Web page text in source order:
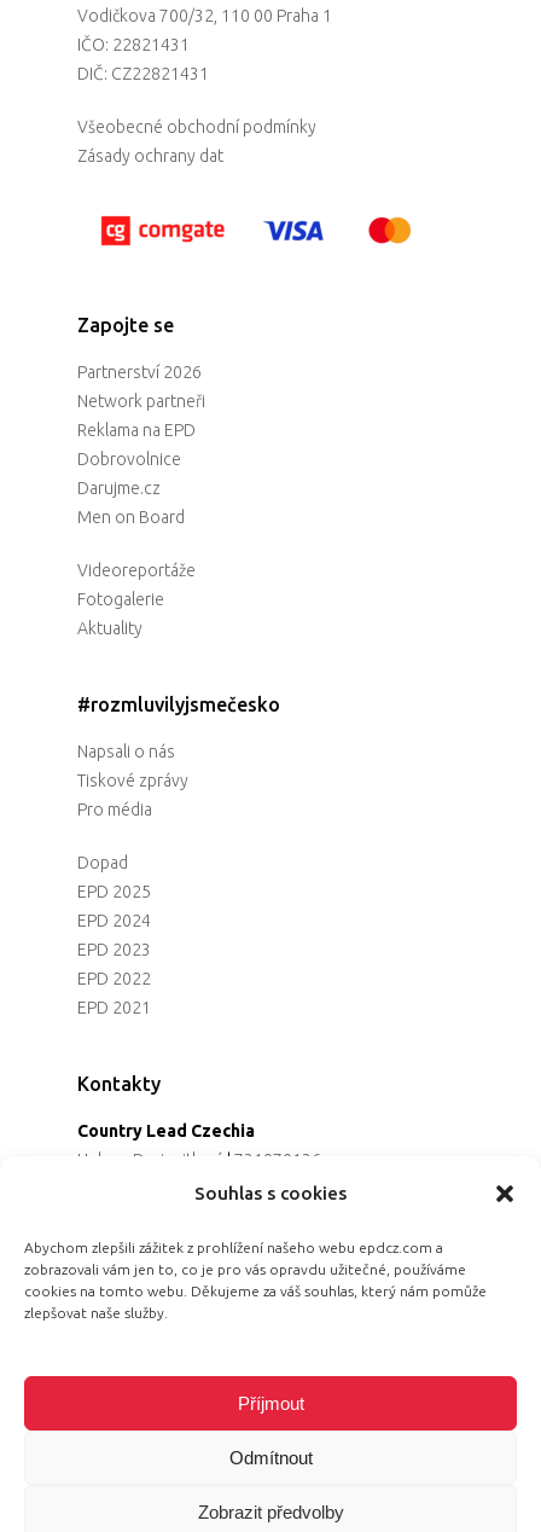
Souhlas s cookies
Abychom zlepšili zážitek z prohlížení našeho webu epdcz.com a
zobrazovali vám jen to, co je pro vás opravdu užitečné, používáme
cookies na tomto webu. Děkujeme za váš souhlas, který nám pomůže
zlepšovat naše služby.
Příjmout
Odmítnout
Zobrazit předvolby
Vodičkova 700/32, 110 00 Praha 1
IČO: 22821431
DIČ: CZ22821431
Všeobecné obchodní podmínky
Zásady ochrany dat
Zapojte se
Partnerství 2026
Network partneři
Reklama na EPD
Dobrovolnice
Darujme.cz
Men on Board
Videoreportáže
Fotogalerie
Aktuality
#rozmluvilyjsmečesko
Napsali o nás
Tiskové zprávy
Pro média
Dopad
EPD 2025
EPD 2024
EPD 2023
EPD 2022
EPD 2021
Kontakty
Country Lead Czechia
Helena Dreiseitlová | 731970136
Koordinátorka projektu
Programová ředitelka
Jana Černoušková |607782535
Partnerství & fundraising
730158883
© 2026 Equal Pay Day.